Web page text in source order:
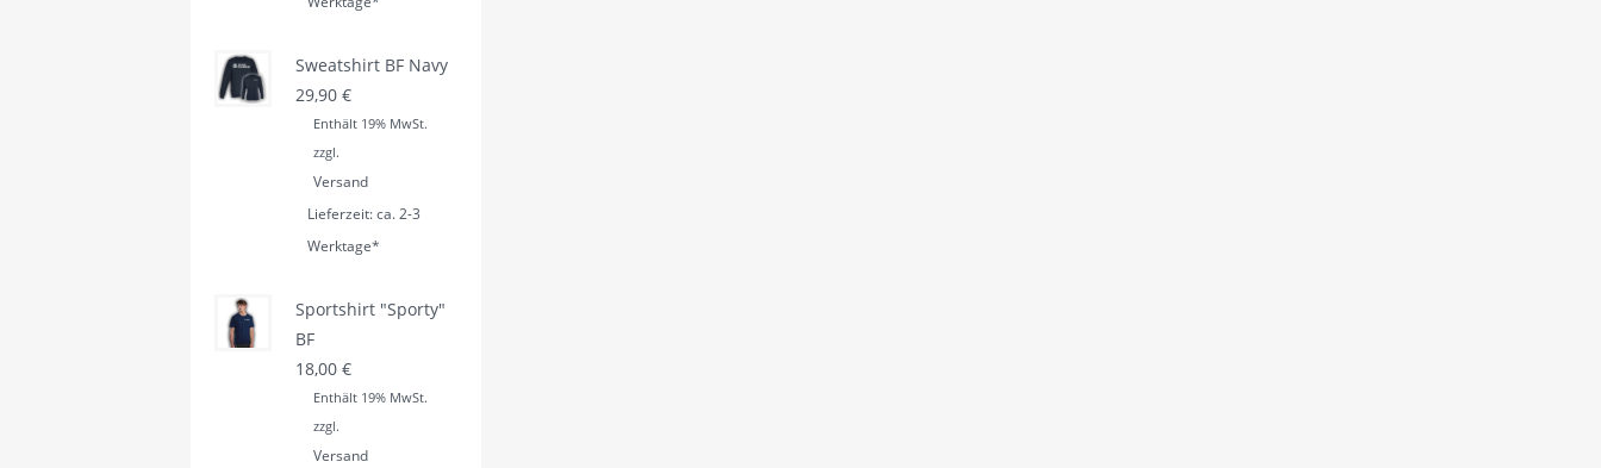
Sweatshirt BF Navy
29,90 €
Enthält 19% MwSt.
zzgl.
Versand
Lieferzeit: ca. 2-3
Werktage*
Sportshirt "Sporty"
BF
18,00 €
Enthält 19% MwSt.
zzgl.
Versand